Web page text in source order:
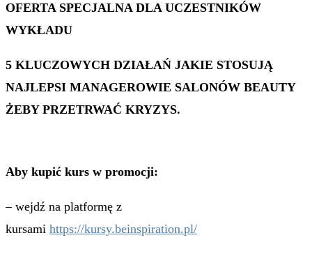
OFERTA SPECJALNA DLA UCZESTNIKÓW
WYKŁADU
5 KLUCZOWYCH DZIAŁAŃ JAKIE STOSUJĄ
NAJLEPSI MANAGEROWIE SALONÓW BEAUTY
ŻEBY PRZETRWAĆ KRYZYS.
Aby kupić kurs w promocji:
– wejdź na platformę z
kursami https://kursy.beinspiration.pl/